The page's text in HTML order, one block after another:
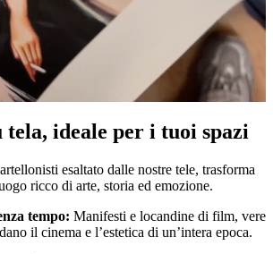
tela, ideale per i tuoi spazi
esaltato dalle nostre tele, trasforma
ricco di arte, storia ed emozione.
tempo: Manifesti e locandine di film, vere
il cinema e l’estetica di un’intera epoca.